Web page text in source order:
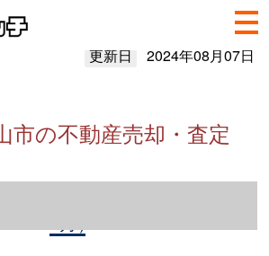
更新日 2024年08月07日
市の不動産売却・査定
不動産売却情報（2023年1～